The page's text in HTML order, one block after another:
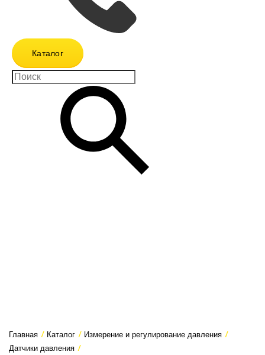
Каталог
Главная / Каталог / Измерение и регулирование давления /
Датчики давления /